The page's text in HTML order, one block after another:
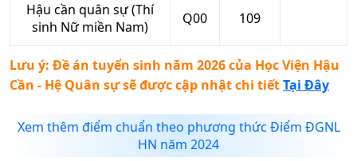
Hậu cần quân sự (Thí
sinh Nữ miền Nam)
Q00 109
Lưu ý: Đề án tuyển sinh năm 2026 của Học Viện Hậu
Cần - Hệ Quân sựsẽ được cập nhật chi tiếtTại Đây
Xem thêm điểm chuẩn theo phương thức Điểm ĐGNL
HN năm 2024